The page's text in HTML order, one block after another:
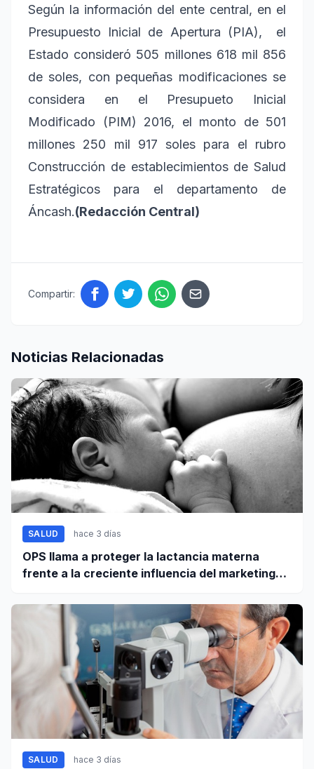
Según la información del ente central, en el
Presupuesto Inicial de Apertura (PIA), el
Estado consideró 505 millones 618 mil 856
de soles, con pequeñas modificaciones se
considera en el Presupueto Inicial
Modificado (PIM) 2016, el monto de 501
millones 250 mil 917 soles para el rubro
Construcción de establecimientos de Salud
Estratégicos para el departamento de
Áncash.(Redacción Central)
Compartir:
Noticias Relacionadas
SALUD hace 3 días
OPS llama a proteger la lactancia materna
frente a la creciente influencia del marketing
SALUD hace 3 días